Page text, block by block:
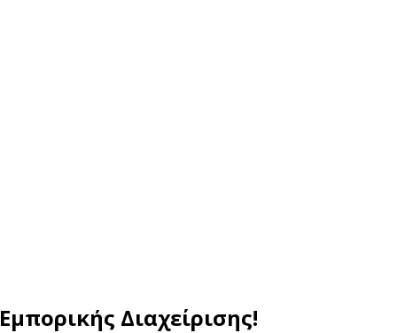
Διαχείρισης!